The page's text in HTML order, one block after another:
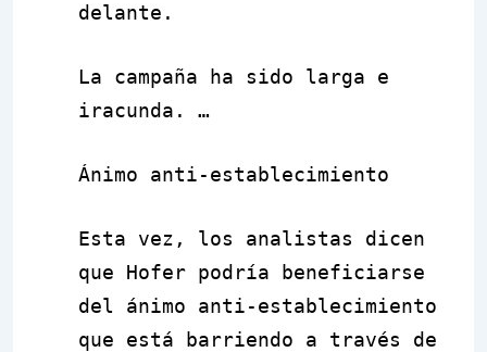
delante.
La campaña ha sido larga e
iracunda. …
Ánimo anti-establecimiento
Esta vez, los analistas dicen
que Hofer podría beneficiarse
del ánimo anti-establecimiento
que está barriendo a través de